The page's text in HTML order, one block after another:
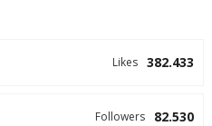
382.433
Likes
82.530
Followers